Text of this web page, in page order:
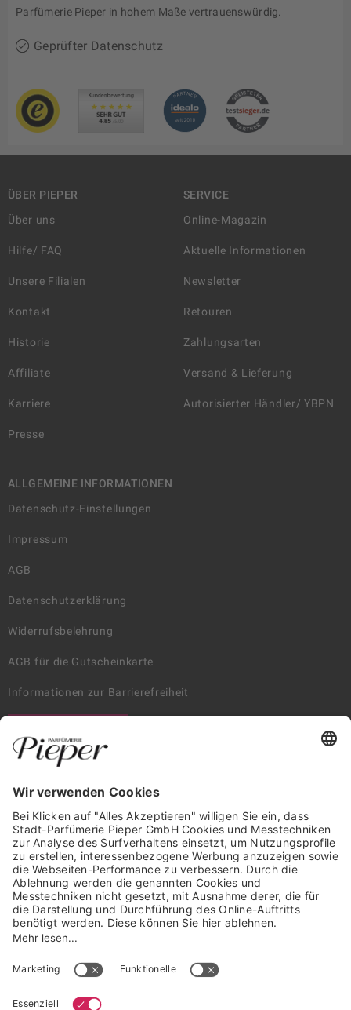
Parfümerie Pieper in hohem Maße vertrauenswürdig.
Geprüfter Datenschutz
ÜBER PIEPER
Über uns
Hilfe/ FAQ
Unsere Filialen
Kontakt
Historie
Affiliate
Karriere
Presse
SERVICE
Online-Magazin
Aktuelle Informationen
Newsletter
Retouren
Zahlungsarten
Versand & Lieferung
Autorisierter Händler/ YBPN
ALLGEMEINE INFORMATIONEN
Datenschutz-Einstellungen
Impressum
AGB
Datenschutzerklärung
Widerrufsbelehrung
AGB für die Gutscheinkarte
Informationen zur Barrierefreiheit
Trusted Shops Mitglied seit 2010